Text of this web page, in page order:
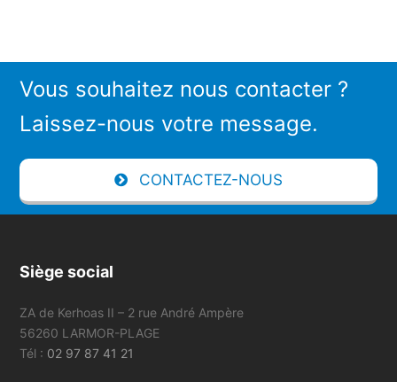
Vous souhaitez nous contacter ?
Laissez-nous votre message.
CONTACTEZ-NOUS
Siège social
ZA de Kerhoas II – 2 rue André Ampère
56260 LARMOR-PLAGE
Tél : 02 97 87 41 21